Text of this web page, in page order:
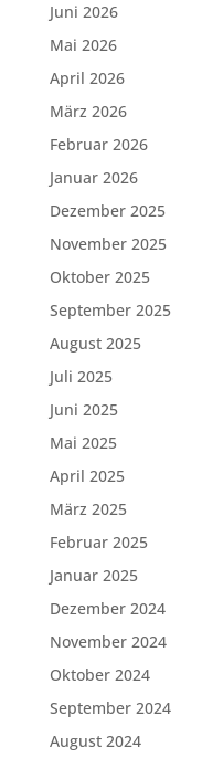
Juni 2026
Mai 2026
April 2026
März 2026
Februar 2026
Januar 2026
Dezember 2025
November 2025
Oktober 2025
September 2025
August 2025
Juli 2025
Juni 2025
Mai 2025
April 2025
März 2025
Februar 2025
Januar 2025
Dezember 2024
November 2024
Oktober 2024
September 2024
August 2024